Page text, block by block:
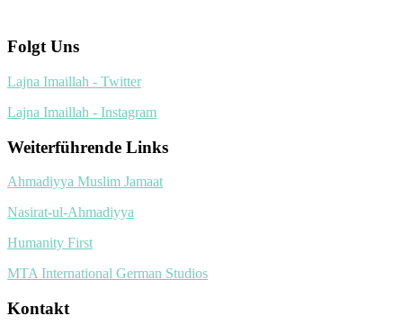
Folgt Uns
Lajna Imaillah - Twitter
Lajna Imaillah - Instagram
Weiterführende Links
Ahmadiyya Muslim Jamaat
Nasirat-ul-Ahmadiyya
Humanity First
MTA International German Studios
Kontakt